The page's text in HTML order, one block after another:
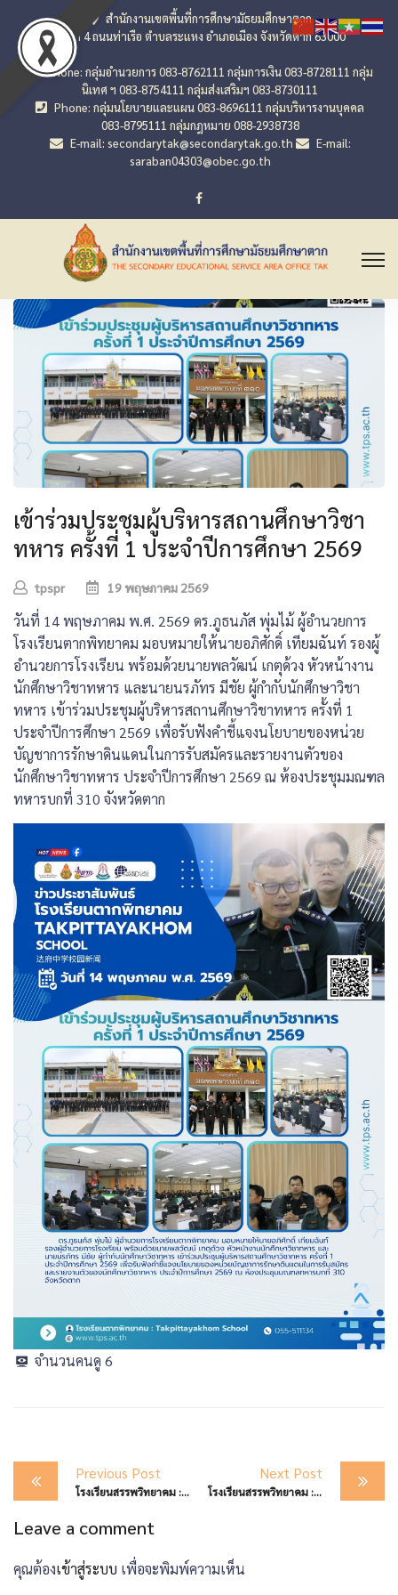
สำนักงานเขตพื้นที่การศึกษามัธยมศึกษาตาก
เลขที่ 4 ถนนท่าเรือ ตำบลระแหง อำเภอเมือง จังหวัดตาก 63000
Phone: กลุ่มอำนวยการ 083-8762111 กลุ่มการเงิน 083-8728111 กลุ่ม
นิเทศ ฯ 083-8754111 กลุ่มส่งเสริมฯ 083-8730111
Phone: กลุ่มนโยบายและแผน 083-8696111 กลุ่มบริหารงานบุคคล
083-8795111 กลุ่มกฎหมาย 088-2938738
E-mail: secondarytak@secondarytak.go.th
E-mail:
saraban04303@obec.go.th
เข้าร่วมประชุมผู้บริหารสถานศึกษาวิชา
ทหาร ครั้งที่ 1 ประจำปีการศึกษา 2569
tpspr 19 พฤษภาคม 2569
วันที่ 14 พฤษภาคม พ.ศ. 2569 ดร.ภูธนภัส พุ่มไม้ ผู้อำนวยการ
โรงเรียนตากพิทยาคม มอบหมายให้นายอภิศักดิ์ เทียมฉันท์ รองผู้
อำนวยการโรงเรียน พร้อมด้วยนายพลวัฒน์ เกตุด้วง หัวหน้างาน
นักศึกษาวิชาทหาร และนายนรภัทร มีชัย ผู้กำกับนักศึกษาวิชา
ทหาร เข้าร่วมประชุมผู้บริหารสถานศึกษาวิชาทหาร ครั้งที่ 1
ประจำปีการศึกษา 2569 เพื่อรับฟังคำชี้แจงนโยบายของหน่วย
บัญชาการรักษาดินแดนในการรับสมัครและรายงานตัวของ
นักศึกษาวิชาทหาร ประจำปีการศึกษา 2569 ณ ห้องประชุมมณฑล
ทหารบกที่ 310 จังหวัดตาก
จำนวนคนดู 6
Post
navigation
Previous Post
โรงเรียนสรรพวิทยาคม : จัดกิจกรรมปฐมนิเทศนักเรียนระดับชั้นมัธยมศึกษาปีที่ ๔ ปีการศึกษา ๒๕๖๙
Next Post
โรงเรียนสรรพวิทยาคม : ต้อนรับนักเรียนวันเปิดเรียน ภาคเรียนที่ ๑ ปีการศึกษา ๒๕๖๙
Leave a comment
คุณต้องเข้าสู่ระบบ เพื่อจะพิมพ์ความเห็น